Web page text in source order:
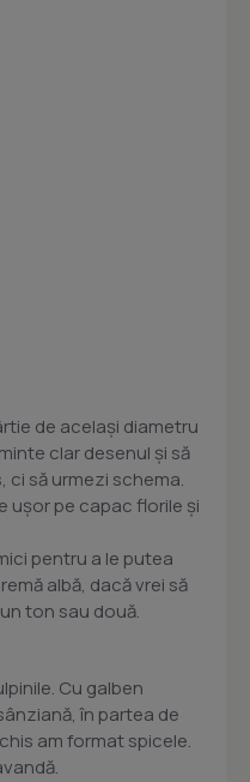
de același diametru
clar desenul și să
ci să urmezi schema.
ușor pe capac florile și
pentru a le putea
albă, dacă vrei să
ton sau două.
Cu galben
în partea de
am format spicele.